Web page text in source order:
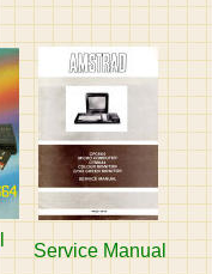
Service Manual